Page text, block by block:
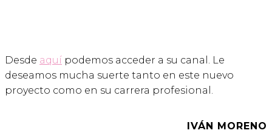
Desde aquí podemos acceder a su canal. Le
deseamos mucha suerte tanto en este nuevo
proyecto como en su carrera profesional.
IVÁN MORENO